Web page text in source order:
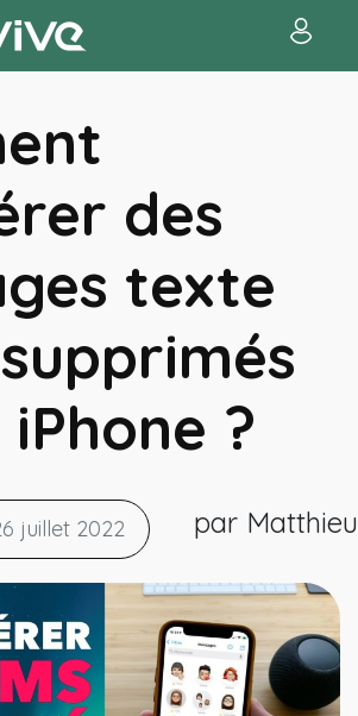
des
texte
?
juillet 2022 par Matthieu